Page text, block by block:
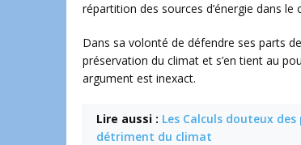
répartition des sources d’énergie dans
Dans sa volonté de défendre ses parts
préservation du climat et s’en tient au
argument est inexact.
Lire aussi : Les Calculs douteux
détriment du climat